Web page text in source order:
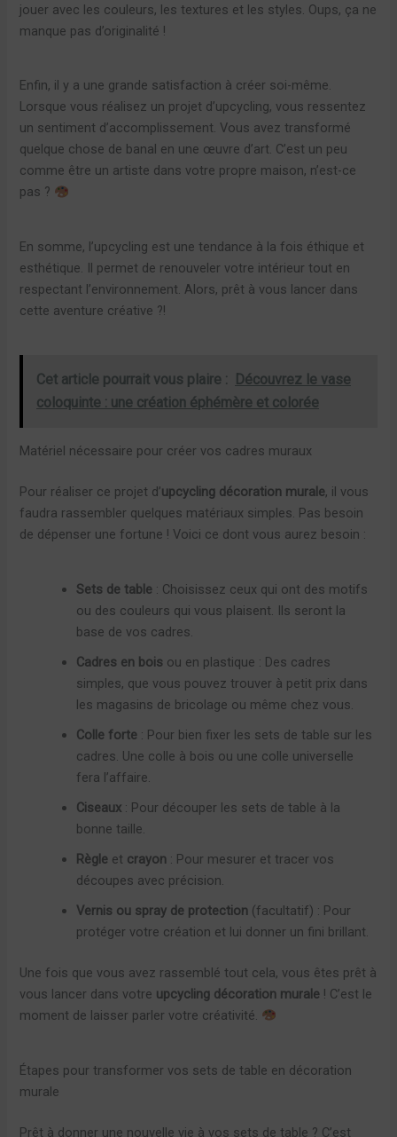
jouer avec les couleurs, les textures et les styles. Oups, ça ne
manque pas d’originalité !
Enfin, il y a une grande satisfaction à créer soi-même.
Lorsque vous réalisez un projet d’upcycling, vous ressentez
un sentiment d’accomplissement. Vous avez transformé
quelque chose de banal en une œuvre d’art. C’est un peu
comme être un artiste dans votre propre maison, n’est-ce
pas ?
En somme, l’upcycling est une tendance à la fois éthique et
esthétique. Il permet de renouveler votre intérieur tout en
respectant l’environnement. Alors, prêt à vous lancer dans
cette aventure créative ?!
Cet article pourrait vous plaire :
Découvrez le vase
coloquinte : une création éphémère et colorée
Matériel nécessaire pour créer vos cadres muraux
Pour réaliser ce projet d’upcycling décoration murale, il vous
faudra rassembler quelques matériaux simples. Pas besoin
de dépenser une fortune ! Voici ce dont vous aurez besoin :
Sets de table : Choisissez ceux qui ont des motifs
ou des couleurs qui vous plaisent. Ils seront la
base de vos cadres.
Cadres en bois ou en plastique : Des cadres
simples, que vous pouvez trouver à petit prix dans
les magasins de bricolage ou même chez vous.
Colle forte : Pour bien fixer les sets de table sur les
cadres. Une colle à bois ou une colle universelle
fera l’affaire.
Ciseaux : Pour découper les sets de table à la
bonne taille.
Règle et crayon : Pour mesurer et tracer vos
découpes avec précision.
Vernis ou spray de protection (facultatif) : Pour
protéger votre création et lui donner un fini brillant.
Une fois que vous avez rassemblé tout cela, vous êtes prêt à
vous lancer dans votre upcycling décoration murale ! C’est le
moment de laisser parler votre créativité.
Étapes pour transformer vos sets de table en décoration
murale
Prêt à donner une nouvelle vie à vos sets de table ? C’est